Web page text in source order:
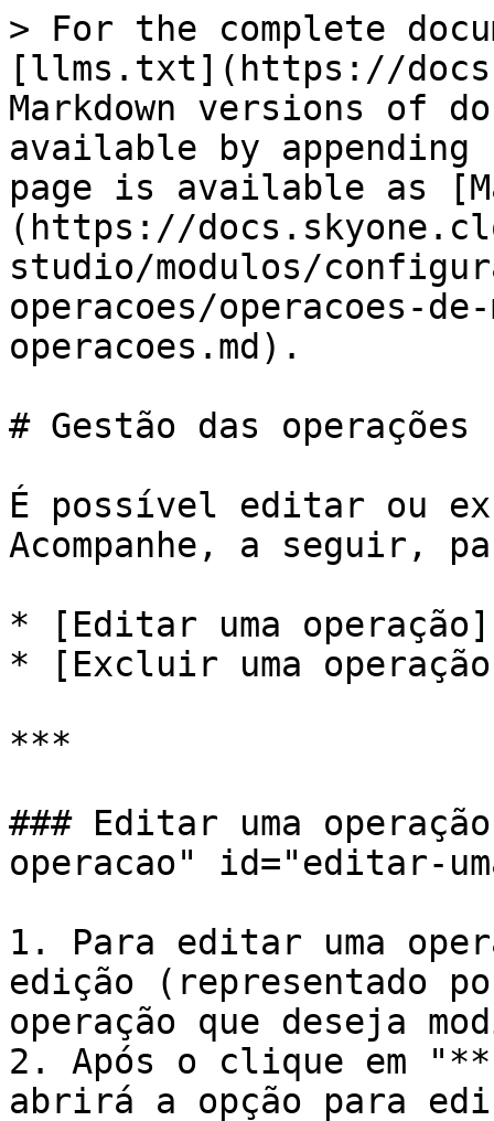
> For the complete
[llms.txt](https://
Markdown versions of
available by
page is available as
(https://
studio/modulos/
operacoes/operacoes-
operacoes.md).
# Gestão das operações
É possível editar ou
Acompanhe, a seguir,
* [Editar uma
* [Excluir uma
***
### Editar uma
operacao" id="editar-
1. Para editar uma
edição (representado
operação que deseja
2. Após o clique em
abrirá a opção para